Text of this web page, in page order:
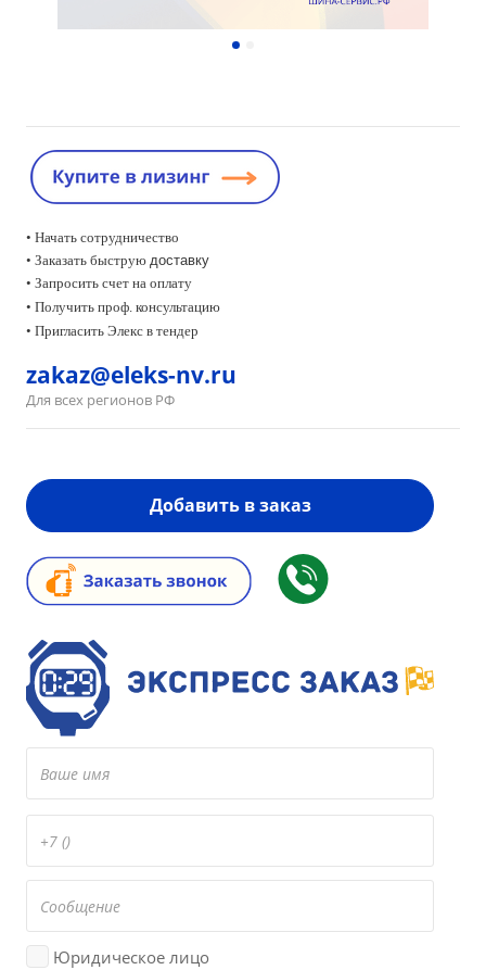
• Начать сотрудничество
• Заказать быструю доставку
• Запросить счет на оплату
• Получить проф. консультацию
• Пригласить Элекс в тендер
zakaz@eleks-nv.ru
Для всех регионов РФ
Добавить в заказ
Юридическое лицо